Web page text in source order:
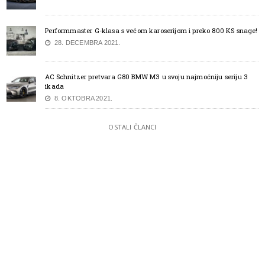
Performmaster G-klasa s većom karoserijom i preko 800 KS snage!
28. DECEMBRA 2021.
AC Schnitzer pretvara G80 BMW M3 u svoju najmoćniju seriju 3
ikada
8. OKTOBRA 2021.
OSTALI ČLANCI